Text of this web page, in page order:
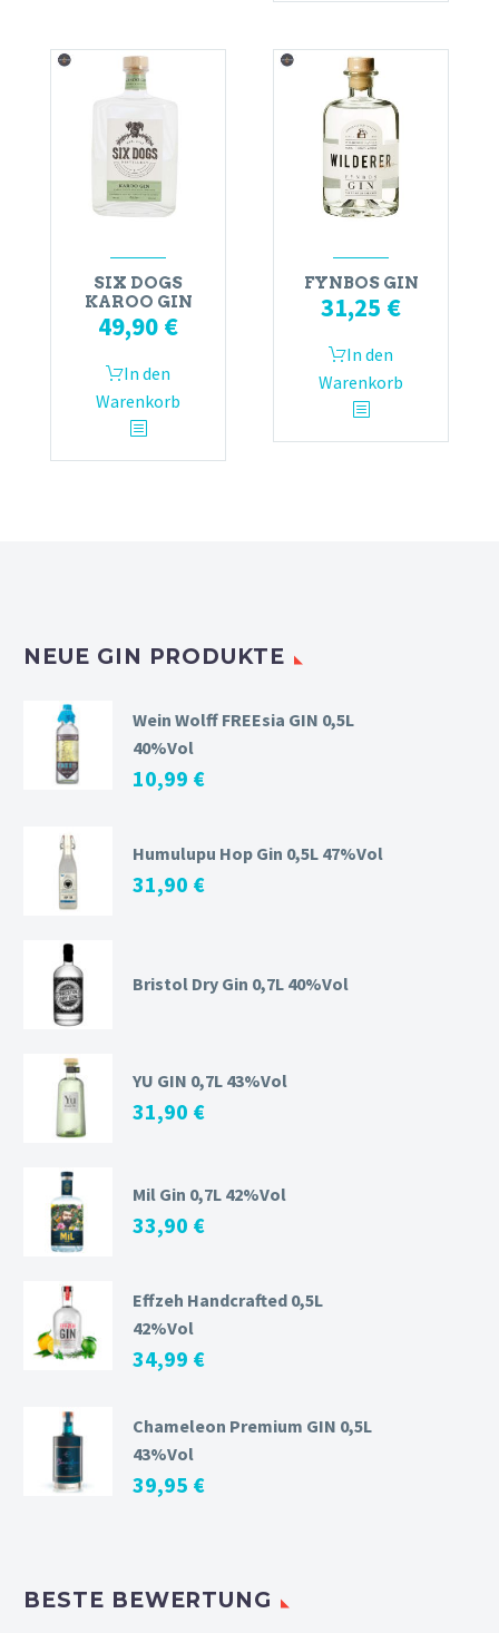
SIX DOGS
KAROO GIN
49,90 €
In den
Warenkorb
FYNBOS GIN
31,25 €
In den
Warenkorb
NEUE GIN PRODUKTE
Wein Wolff FREEsia GIN 0,5L
40%Vol
10,99 €
Humulupu Hop Gin 0,5L 47%Vol
31,90 €
Bristol Dry Gin 0,7L 40%Vol
YU GIN 0,7L 43%Vol
31,90 €
Mil Gin 0,7L 42%Vol
33,90 €
Effzeh Handcrafted 0,5L
42%Vol
34,99 €
Chameleon Premium GIN 0,5L
43%Vol
39,95 €
BESTE BEWERTUNG